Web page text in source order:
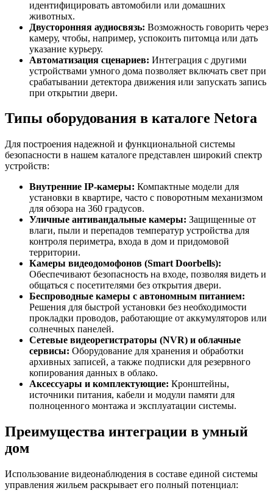
идентифицировать автомобили или домашних
животных.
Двусторонняя аудиосвязь: Возможность говорить через
камеру, чтобы, например, успокоить питомца или дать
указание курьеру.
Автоматизация сценариев: Интеграция с другими
устройствами умного дома позволяет включать свет при
срабатывании детектора движения или запускать запись
при открытии двери.
Типы оборудования в каталоге Netora
Для построения надежной и функциональной системы
безопасности в нашем каталоге представлен широкий спектр
устройств:
Внутренние IP-камеры: Компактные модели для
установки в квартире, часто с поворотным механизмом
для обзора на 360 градусов.
Уличные антивандальные камеры: Защищенные от
влаги, пыли и перепадов температур устройства для
контроля периметра, входа в дом и придомовой
территории.
Камеры видеодомофонов (Smart Doorbells):
Обеспечивают безопасность на входе, позволяя видеть и
общаться с посетителями без открытия двери.
Беспроводные камеры с автономным питанием:
Решения для быстрой установки без необходимости
прокладки проводов, работающие от аккумуляторов или
солнечных панелей.
Сетевые видеорегистраторы (NVR) и облачные
сервисы: Оборудование для хранения и обработки
архивных записей, а также подписки для резервного
копирования данных в облако.
Аксессуары и комплектующие: Кронштейны,
источники питания, кабели и модули памяти для
полноценного монтажа и эксплуатации системы.
Преимущества интеграции в умный
дом
Использование видеонаблюдения в составе единой системы
управления жильем раскрывает его полный потенциал: